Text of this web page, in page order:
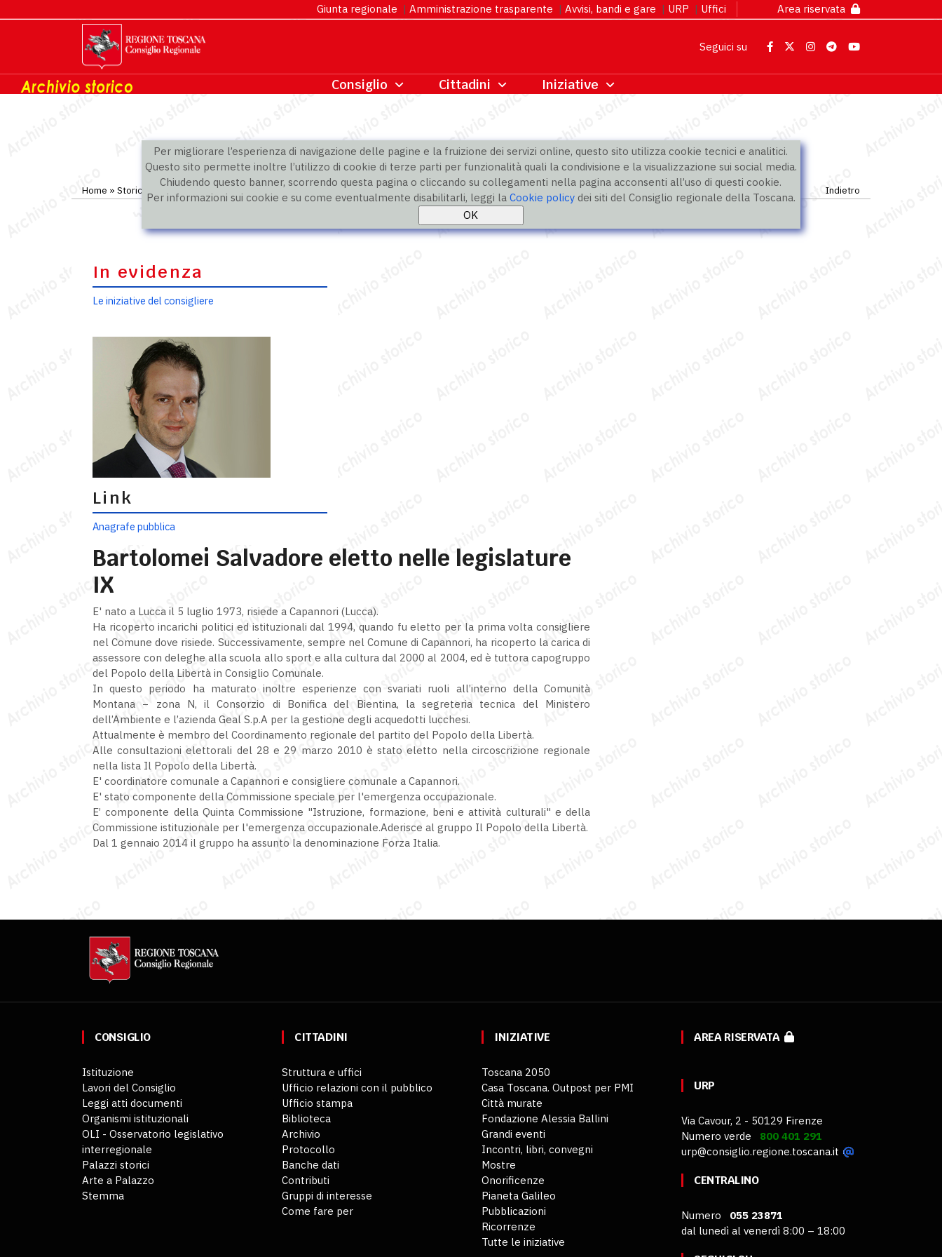
Per migliorare l’esperienza di navigazione delle pagine e la fruizione dei servizi online, questo sito utilizza cookie tecnici e analitici.
Questo sito permette inoltre l’utilizzo di cookie di terze parti per funzionalità quali la condivisione e la visualizzazione sui social media.
Chiudendo questo banner, scorrendo questa pagina o cliccando su collegamenti nella pagina acconsenti all’uso di questi cookie.
Per informazioni sui cookie e su come eventualmente disabilitarli, leggi la Cookie policydei siti del Consiglio regionale della Toscana.
Giunta regionale | Amministrazione trasparente | Avvisi, bandi e gare | URP | Uffici Area riservata
Seguici su
Home » Storico IX legislatura »Consiglieri Indietro
In evidenza
Le iniziative del consigliere
Link
Anagrafe pubblica
Bartolomei Salvadore eletto nelle legislature
IX
E' nato a Lucca il 5 luglio 1973, risiede a Capannori (Lucca).
Ha ricoperto incarichi politici ed istituzionali dal 1994, quando fu eletto per la prima volta consigliere
nel Comune dove risiede. Successivamente, sempre nel Comune di Capannori, ha ricoperto la carica di
assessore con deleghe alla scuola allo sport e alla cultura dal 2000 al 2004, ed è tuttora capogruppo
del Popolo della Libertà in Consiglio Comunale.
In questo periodo ha maturato inoltre esperienze con svariati ruoli all’interno della Comunità
Montana − zona N, il Consorzio di Bonifica del Bientina, la segreteria tecnica del Ministero
dell’Ambiente e l’azienda Geal S.p.A per la gestione degli acquedotti lucchesi.
Attualmente è membro del Coordinamento regionale del partito del Popolo della Libertà.
Alle consultazioni elettorali del 28 e 29 marzo 2010 è stato eletto nella circoscrizione regionale
nella lista Il Popolo della Libertà.
E' coordinatore comunale a Capannori e consigliere comunale a Capannori.
E' stato componente della Commissione speciale per l'emergenza occupazionale.
E’ componente della Quinta Commissione "Istruzione, formazione, beni e attività culturali" e della
Commissione istituzionale per l'emergenza occupazionale.Aderisce al gruppo Il Popolo della Libertà.
Dal 1 gennaio 2014 il gruppo ha assunto la denominazione Forza Italia.
CONSIGLIO
Istituzione
Lavori del Consiglio
Leggi atti documenti
Organismi istituzionali
OLI - Osservatorio legislativo
interregionale
Palazzi storici
Arte a Palazzo
Stemma
CITTADINI
Struttura e uffici
Ufficio relazioni con il pubblico
Ufficio stampa
Biblioteca
Archivio
Protocollo
Banche dati
Contributi
Gruppi di interesse
Come fare per
INIZIATIVE
Toscana 2050
Casa Toscana. Outpost per PMI
Città murate
Fondazione Alessia Ballini
Grandi eventi
Incontri, libri, convegni
Mostre
Onorificenze
Pianeta Galileo
Pubblicazioni
Ricorrenze
Tutte le iniziative
AREA RISERVATA
URP
Via Cavour, 2 - 50129 Firenze
Numero verde 800 401 291
urp@consiglio.regione.toscana.it
CENTRALINO
Numero 055 23871
dal lunedì al venerdì 8:00 – 18:00